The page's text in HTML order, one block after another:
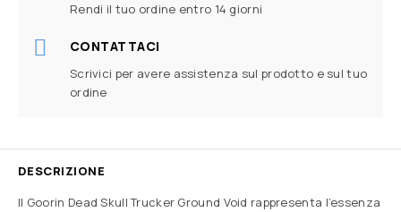
Rendi il tuo ordine entro 14 giorni
CONTATTACI
Scrivici per avere assistenza sul prodotto e sul tuo
ordine
DESCRIZIONE
Il Goorin Dead Skull Trucker Ground Void rappresenta l’essenza